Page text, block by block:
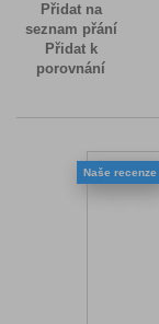
Přidat na
seznam přání
Přidat k
porovnání
Naše recenze